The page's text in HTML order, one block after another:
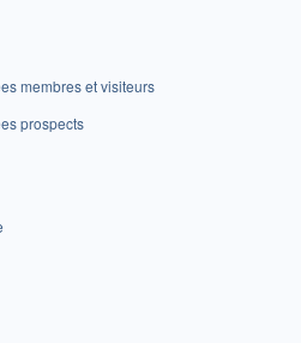
membres et visiteurs
prospects